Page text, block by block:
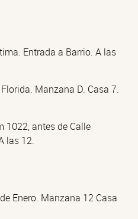
Entrada a Barrio. A las
Manzana D. Casa 7.
1022, antes de Calle
las 12.
Enero. Manzana 12 Casa